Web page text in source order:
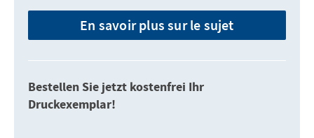
En savoir plus sur le sujet
Bestellen Sie jetzt kostenfrei Ihr
Druckexemplar!